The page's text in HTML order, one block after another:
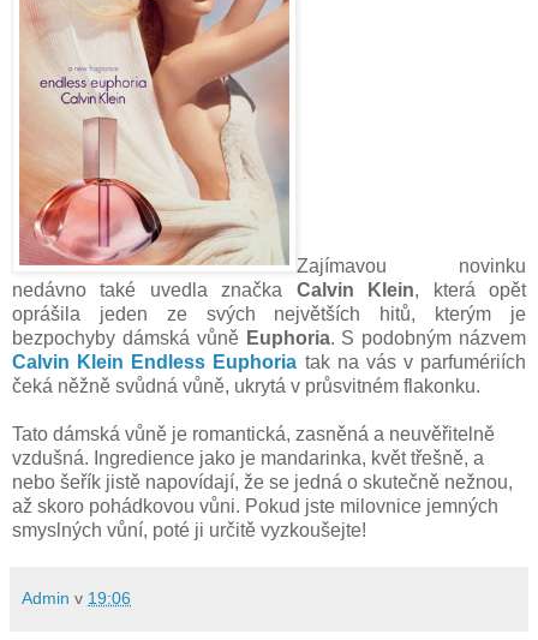
Zajímavou novinku
nedávno také uvedla značka Calvin Klein, která opět
oprášila jeden ze svých největších hitů, kterým je
bezpochyby dámská vůně Euphoria. S podobným názvem
Calvin Klein Endless Euphoria tak na vás v parfumériích
čeká něžně svůdná vůně, ukrytá v průsvitném flakonku.
Tato dámská vůně je romantická, zasněná a neuvěřitelně
vzdušná. Ingredience jako je mandarinka, květ třešně, a
nebo šeřík jistě napovídají, že se jedná o skutečně nežnou,
až skoro pohádkovou vůni. Pokud jste milovnice jemných
smyslných vůní, poté ji určitě vyzkoušejte!
Admin v 19:06